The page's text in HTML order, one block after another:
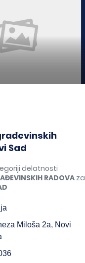
Sad
delatnosti
RADOVA za
Miloša 2a, Novi